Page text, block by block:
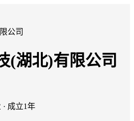
(湖北)有限公司
成立1年